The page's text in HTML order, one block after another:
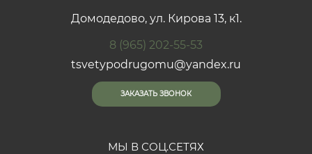
Домодедово, ул. Кирова 13, к1.
8 (965) 202-55-53
tsvetypodrugomu@yandex.ru
ЗАКАЗАТЬ ЗВОНОК
МЫ В СОЦ.СЕТЯХ